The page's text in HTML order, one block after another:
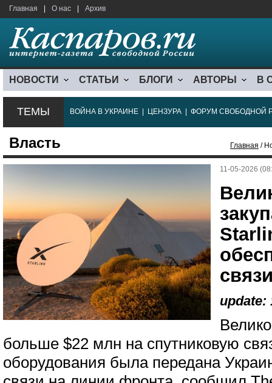
Главная О нас Архив
НОВОСТИ СТАТЬИ БЛОГИ АВТОРЫ В
ТЕМЫ ВОЙНА В УКРАИНЕ ЦЕНЗУРА ФОРУМ СВОБОДНОЙ
Власть Главная /
11-05-2026
update:
больше $22 млн на спутниковую
оборудования была передана